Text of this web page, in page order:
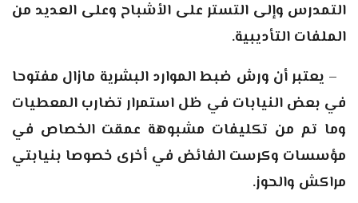
التمدرس وإلى التستر على الأشباح وعلى العديد من
الملفات التأديبية.
– يعتبر أن ورش ضبط الموارد البشرية مازال مفتوحا
في بعض النيابات في ظل استمرار تضارب المعطيات
وما تم من تكليفات مشبوهة عمقت الخصاص في
مؤسسات وكرست الفائض في أخرى خصوصا بنيابتي
مراكش والحوز.